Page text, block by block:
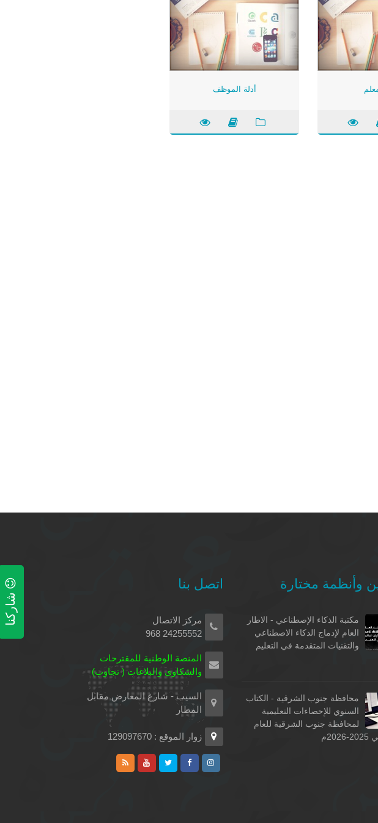
أدلة الموظف
وأنظمة مختارة
مكتبة الذكاء الإصطناعي - الاطار
العام لإدماج الذكاء الاصطناعي
والتقنيات المتقدمة في التعليم
محافظة جنوب الشرقية - الكتاب
السنوي للإحصاءات التعليمية
لمحافظة جنوب الشرقية للعام
اتصل بنا
مركز الاتصال
24255552 968
المنصة الوطنية للمقترحات
والشكاوي والبلاغات ( تجاوب)
السيب - شارع المعارض مقابل
المطار
زوار الموقع : 129097670
شاركنا